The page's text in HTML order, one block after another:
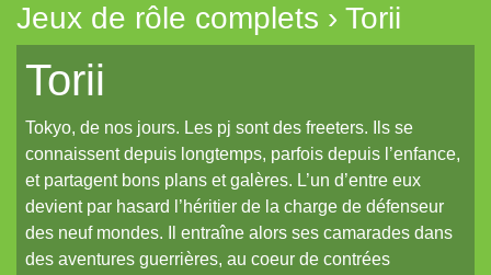
Le Pas du Cavalier
Mahamoth
Metal
Metal-Vampire
MiniSix
Paladin
Jeux de rôle complets › Torii
Torii
Tokyo, de nos jours. Les pj sont des freeters. Ils se
connaissent depuis longtemps, parfois depuis l’enfance,
et partagent bons plans et galères. L’un d’entre eux
devient par hasard l’héritier de la charge de défenseur
des neuf mondes. Il entraîne alors ses camarades dans
des aventures guerrières, au coeur de contrées